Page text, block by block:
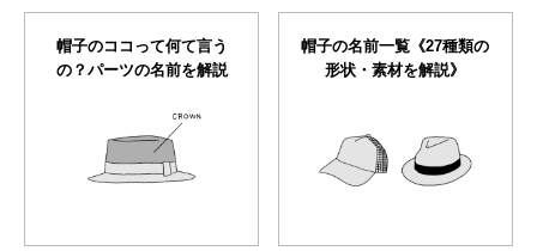
帽子のココって何て言う
の？パーツの名前を解説
帽子の名前一覧《27種類の
形状・素材を解説》